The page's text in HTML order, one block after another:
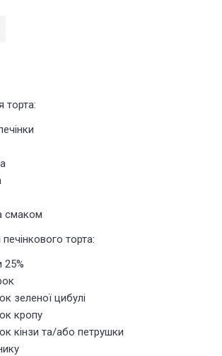
торта:
смаком
торта:
25%
зеленої цибулі
кропу
кінзи та/або петрушки